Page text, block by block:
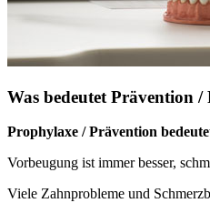
Was bedeutet Prävention /
Prophylaxe / Prävention
Vorbeugung ist immer besser,
Viele Zahnprobleme und